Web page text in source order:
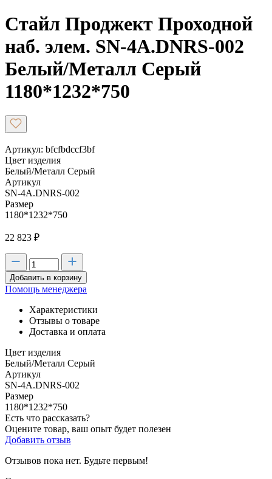
Стайл Проджект Проходной
наб. элем. SN-4A.DNRS-002
Белый/Металл Серый
1180*1232*750
Артикул: bfcfbdccf3bf
Цвет изделия
Белый/Металл Серый
Артикул
SN-4A.DNRS-002
Размер
1180*1232*750
22 823 ₽
Добавить в корзину
Помощь менеджера
Характеристики
Отзывы о товаре
Доставка и оплата
Цвет изделия
Белый/Металл Серый
Артикул
SN-4A.DNRS-002
Размер
1180*1232*750
Есть что рассказать?
Оцените товар, ваш опыт будет полезен
Добавить отзыв
Отзывов пока нет. Будьте первым!